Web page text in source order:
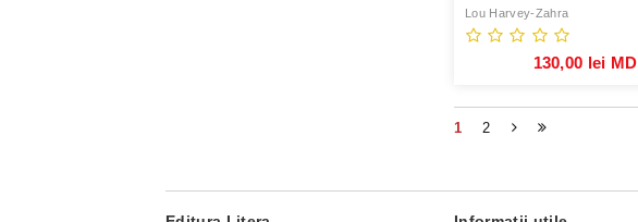
Lou Harvey-Zahra
130,00 lei MD
1 2